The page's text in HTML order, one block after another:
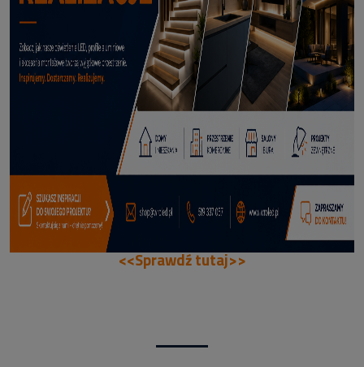
114,50 zł
DODAJ DO KOSZYKA
<<Sprawdź tutaj>>